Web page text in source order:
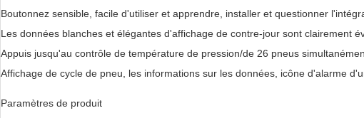
Boutonnez sensible, facile d'utiliser et apprendre, installer et questionner
Les données blanches et élégantes d'affichage de contre-jour sont clairement
Appuis jusqu'au contrôle de température de pression/de 26 pneus
Affichage de cycle de pneu, les informations sur les données, icône d'alarme
Paramètres de produit